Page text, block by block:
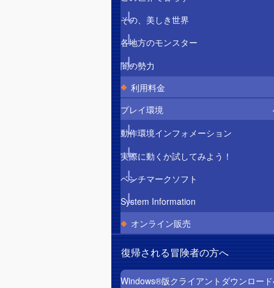
その、美しき世界
各地方のモンスター
闇の勢力
利用料金
プレイ環境
動作環境インフォメーション
実際に動くか試してみよう！
ベンチマークソフト
System Information
オンライン販売
復帰される冒険者の方へ
Windows®版クライアントダウンロード